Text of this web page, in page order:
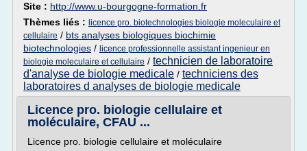
Site : http://www.u-bourgogne-formation.fr
Thèmes liés : licence pro. biotechnologies biologie moleculaire et
cellulaire / bts analyses biologiques biochimie
biotechnologies / licence professionnelle assistant ingenieur en
biologie moleculaire et cellulaire / technicien de laboratoire
d'analyse de biologie medicale / techniciens des
laboratoires d analyses de biologie medicale
Licence pro. biologie cellulaire et
moléculaire, CFAU ...
Licence pro. biologie cellulaire et moléculaire